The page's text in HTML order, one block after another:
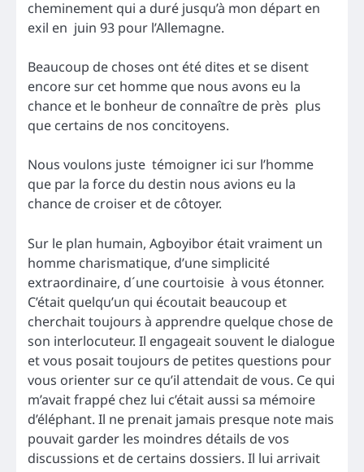
cheminement qui a duré jusqu’à mon départ en
exil en juin 93 pour l’Allemagne.
Beaucoup de choses ont été dites et se disent
encore sur cet homme que nous avons eu la
chance et le bonheur de connaître de près plus
que certains de nos concitoyens.
Nous voulons juste témoigner ici sur l’homme
que par la force du destin nous avions eu la
chance de croiser et de côtoyer.
Sur le plan humain, Agboyibor était vraiment un
homme charismatique, d’une simplicité
extraordinaire, d´une courtoisie à vous étonner.
C’était quelqu’un qui écoutait beaucoup et
cherchait toujours à apprendre quelque chose de
son interlocuteur. Il engageait souvent le dialogue
et vous posait toujours de petites questions pour
vous orienter sur ce qu’il attendait de vous. Ce qui
m’avait frappé chez lui c’était aussi sa mémoire
d’éléphant. Il ne prenait jamais presque note mais
pouvait garder les moindres détails de vos
discussions et de certains dossiers. Il lui arrivait